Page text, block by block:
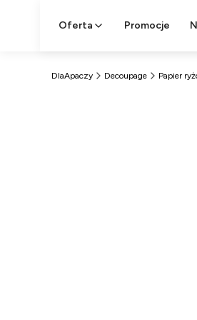
Oferta Promocje
DlaApaczy Decoupage Papier